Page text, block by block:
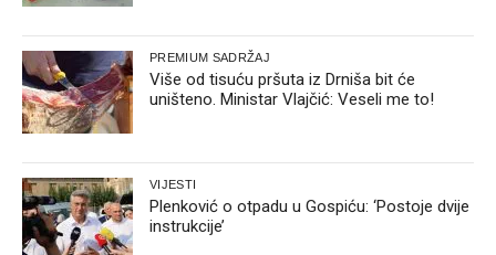
PREMIUM SADRŽAJ
Više od tisuću pršuta iz Drniša bit će
uništeno. Ministar Vlajčić: Veseli me to!
VIJESTI
Plenković o otpadu u Gospiću: ‘Postoje dvije
instrukcije’